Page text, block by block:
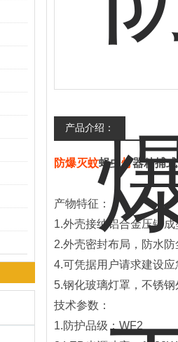
产品介绍：
防爆灭蚊蝇虫灯器粘捕
产物特征：
1.外壳接纳铝合金压铸
2.外壳密封布局，防水
4.可凭据用户请求建设
5.钢化玻璃灯罩，不锈
技术参数：
1.防护品级：WF2